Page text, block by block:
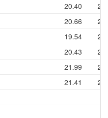
20.40
20.66
19.54
20.43
21.99
21.41